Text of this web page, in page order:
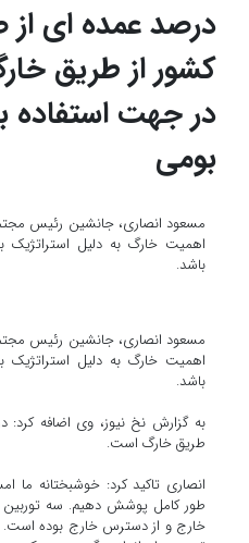
هشدار سطح نارنجی
درصد عمده ای
کشور از طریق
در جهت استفاده
بومی
مسعود انصاری، جانشین رئیس
اهمیت خارگ به دلیل
باشد.
مسعود انصاری، جانشین رئیس
اهمیت خارگ به دلیل
باشد.
به گزارش نخ نیوز، وی اضافه
طریق خارگ است.
انصاری تاکید کرد: خوشبختانه ما
طور کامل پوشش دهیم. سه